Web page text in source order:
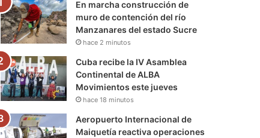
k
a
m
m
En marcha construcción de
muro de contención del río
Manzanares del estado Sucre
hace 2 minutos
Cuba recibe la IV Asamblea
Continental de ALBA
Movimientos este jueves
hace 18 minutos
Aeropuerto Internacional de
Maiquetía reactiva operaciones